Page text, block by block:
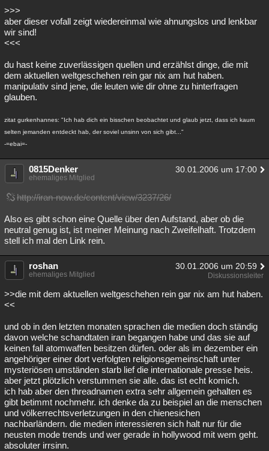
>>>
aber dieser vofall zeigt wiedereinmal wie ahnungslos und lenkbar
wir sind!
<<<
du hast keine zuverlässigen quellen und erzählst dinge, die mit
dem aktuellen weltgeschehen rein gar nix am hut haben.
manipulativ sind jene, die leuten wie dir ohne zu hinterfragen
glauben.
zitat gurkenhannes: "Ich hab dich ein bisschen beobachtet und glaub jetzt, dass ich kaum
selten jemanden entdeckt hab, der soviel unsinn von sich gibt..."
-=ebai=-
0815Denker 30.01.2006 um 17:00
ehemaliges Mitglied
http://iran-now.de/content/view/3237/26/
Also es gibt schon eine Quelle über den Aufstand, aber ob die
neutral genug ist, ist meiner Meinung nach Zweifelhaft. Trotzdem
stell ich mal den Link rein.
roshan 30.01.2006 um 20:59
ehemaliges Mitglied Diskussionsleiter
>>die mit dem aktuellen weltgeschehen rein gar nix am hut haben.
<<
und ob in den letzten monaten sprachen die medien doch ständig
davon welche schandtaten iran begangen habe und das sie auf
keinen fall atomwaffen besitzen dürfen. oder als im dezember ein
angehöriger einer dort verfolgten religionsgemeinschaft unter
mysteriösen umständen starb lief die internationale presse heis.
aber jetzt plötzlich verstummen sie alle. das ist echt komich.
ich hab aber den threadnamen extra sehr allgemein gehalten es
gibt betimmt nochmehr. ich denke da zu beispiel an die menschen
und völkerrechtsverletzungen in den chienesichen
nachbarländern. die medien interessieren sich halt nur für die
neusten mode trends und wer gerade in hollywood mit wem geht.
absoluter irrsinn.